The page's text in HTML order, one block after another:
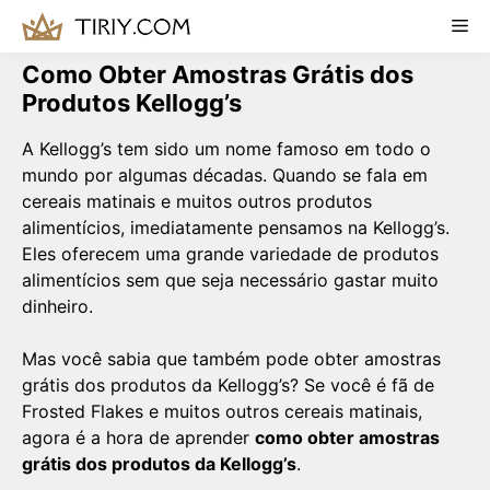
content
Como Obter Amostras Grátis dos
Produtos Kellogg’s
A Kellogg’s tem sido um nome famoso em todo o
mundo por algumas décadas. Quando se fala em
cereais matinais e muitos outros produtos
alimentícios, imediatamente pensamos na Kellogg’s.
Eles oferecem uma grande variedade de produtos
alimentícios sem que seja necessário gastar muito
dinheiro.
Mas você sabia que também pode obter amostras
grátis dos produtos da Kellogg’s? Se você é fã de
Frosted Flakes e muitos outros cereais matinais,
agora é a hora de aprender como obter amostras
grátis dos produtos da Kellogg’s.